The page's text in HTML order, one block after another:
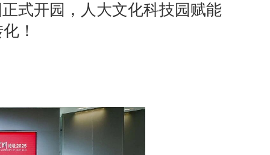
式开园，人大文化科技园赋能
！